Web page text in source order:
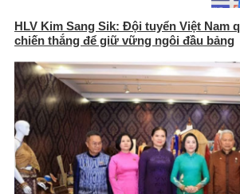
HLV Kim Sang Sik: Đội tuyển Việt Nam
chiến thắng để giữ vững ngôi đầu bảng